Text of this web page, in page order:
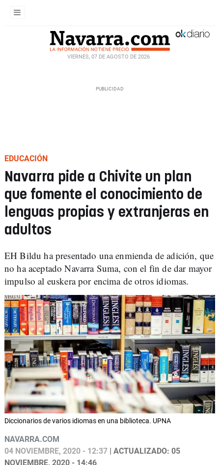
VIERNES, 07 DE AGOSTO DE 2026
EDUCACIÓN
Navarra pide a Chivite un plan
que fomente el conocimiento de
lenguas propias y extranjeras en
adultos
EH Bildu ha presentado una enmienda de adición, que
no ha aceptado Navarra Suma, con el fin de dar mayor
impulso al euskera por encima de otros idiomas.
Diccionarios de varios idiomas en una biblioteca. UPNA
NAVARRA.COM
04 NOVIEMBRE, 2020 - 12:37 | ACTUALIZADO: 05
NOVIEMBRE, 2020 - 14:46